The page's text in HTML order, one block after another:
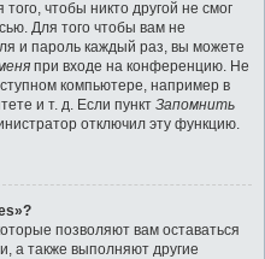
чтобы никто другой не смог
Для того чтобы вам не
и пароль каждый раз, вы можете
при входе на конференцию. Не
компьютере, например в
и т. д. Если пункт Запомнить
отключил эту функцию.
позволяют вам оставаться
а также выполняют другие